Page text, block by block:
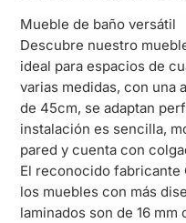
Mueble de baño versátil
Descubre nuestro
ideal para espacios de
varias medidas, con una
de 45cm, se adaptan
instalación es sencilla,
pared y cuenta con
El reconocido fabricante
los muebles con más
laminados son de 16